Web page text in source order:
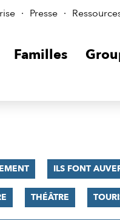
Presse
Familles
ILS FONT
THÉÂTRE